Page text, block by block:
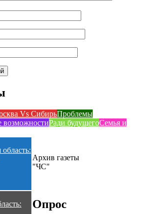
Vs СибирьПроблемы
возможностиРади будущегоСемья и
Архив газеты
"ЧС"
Опрос